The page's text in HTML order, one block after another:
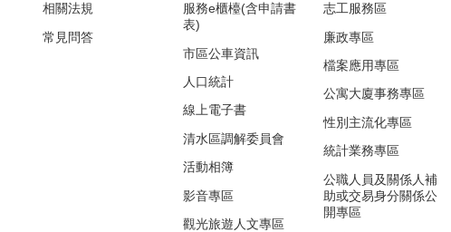
相關法規
常見問答
服務e櫃檯(含申請書
表)
市區公車資訊
人口統計
線上電子書
清水區調解委員會
活動相簿
影音專區
觀光旅遊人文專區
志工服務區
廉政專區
檔案應用專區
公寓大廈事務專區
性別主流化專區
統計業務專區
公職人員及關係人補
助或交易身分關係公
開專區